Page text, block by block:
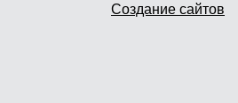
и самовывозСоздание сайтов